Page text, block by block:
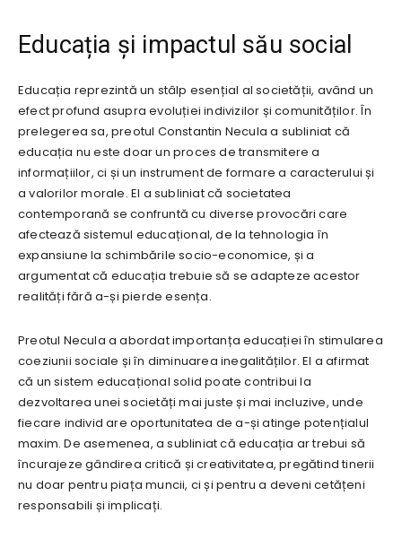
Educația și impactul său social
Educația reprezintă un stâlp esențial al societății, având un
efect profund asupra evoluției indivizilor și comunităților. În
prelegerea sa, preotul Constantin Necula a subliniat că
educația nu este doar un proces de transmitere a
informațiilor, ci și un instrument de formare a caracterului și
a valorilor morale. El a subliniat că societatea
contemporană se confruntă cu diverse provocări care
afectează sistemul educațional, de la tehnologia în
expansiune la schimbările socio-economice, și a
argumentat că educația trebuie să se adapteze acestor
realități fără a-și pierde esența.
Preotul Necula a abordat importanța educației în stimularea
coeziunii sociale și în diminuarea inegalităților. El a afirmat
că un sistem educațional solid poate contribui la
dezvoltarea unei societăți mai juste și mai incluzive, unde
fiecare individ are oportunitatea de a-și atinge potențialul
maxim. De asemenea, a subliniat că educația ar trebui să
încurajeze gândirea critică și creativitatea, pregătind tinerii
nu doar pentru piața muncii, ci și pentru a deveni cetățeni
responsabili și implicați.